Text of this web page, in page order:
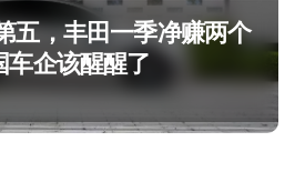
五，丰田一季净赚两个
企该醒醒了